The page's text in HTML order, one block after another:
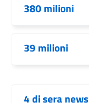
380 milioni
39 milioni
4 di sera news